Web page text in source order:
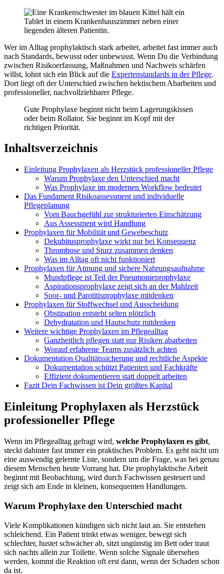
Wer im Alltag prophylaktisch stark arbeitet, arbeitet fast immer auch
nach Standards, bewusst oder unbewusst. Wenn Du die Verbindung
zwischen Risikoerfassung, Maßnahmen und Nachweis schärfen
willst, lohnt sich ein Blick auf die Expertenstandards in der Pflege.
Dort liegt oft der Unterschied zwischen hektischem Abarbeiten und
professioneller, nachvollziehbarer Pflege.
Gute Prophylaxe beginnt nicht beim Lagerungskissen
oder beim Rollator. Sie beginnt im Kopf mit der
richtigen Priorität.
Inhaltsverzeichnis
Einleitung Prophylaxen als Herzstück professioneller Pflege
Warum Prophylaxe den Unterschied macht
Was Prophylaxe im modernen Workflow bedeutet
Das Fundament Risikoassessment und individuelle
Pflegeplanung
Vom Bauchgefühl zur strukturierten Einschätzung
Aus Assessment wird Handlung
Prophylaxen für Mobilität und Gewebeschutz
Dekubitusprophylaxe wirkt nur bei Konsequenz
Thrombose und Sturz zusammen denken
Was im Alltag oft nicht funktioniert
Prophylaxen für Atmung und sichere Nahrungsaufnahme
Mundpflege ist Teil der Pneumonieprophylaxe
Aspirationsprophylaxe zeigt sich an der Mahlzeit
Soor- und Parotitisprophylaxe mitdenken
Prophylaxen für Stoffwechsel und Ausscheidung
Obstipation entsteht selten plötzlich
Dehydratation und Hautschutz mitdenken
Weitere wichtige Prophylaxen im Pflegealltag
Ganzheitlich pflegen statt nur Risiken abarbeiten
Worauf erfahrene Teams zusätzlich achten
Dokumentation Qualitätssicherung und rechtliche Aspekte
Dokumentation schützt Patienten und Fachkräfte
Effizient dokumentieren statt doppelt arbeiten
Fazit Dein Fachwissen ist Dein größtes Kapital
Einleitung Prophylaxen als Herzstück
professioneller Pflege
Wenn im Pflegealltag gefragt wird, welche Prophylaxen es gibt,
steckt dahinter fast immer ein praktisches Problem. Es geht nicht um
eine auswendig gelernte Liste, sondern um die Frage, was bei genau
diesem Menschen heute Vorrang hat. Die prophylaktische Arbeit
beginnt mit Beobachtung, wird durch Fachwissen gesteuert und
zeigt sich am Ende in kleinen, konsequenten Handlungen.
Warum Prophylaxe den Unterschied macht
Viele Komplikationen kündigen sich nicht laut an. Sie entstehen
schleichend. Ein Patient trinkt etwas weniger, bewegt sich
schlechter, hustet schwächer ab, sitzt ungünstig im Bett oder traut
sich nachts allein zur Toilette. Wenn solche Signale übersehen
werden, kommt die Reaktion oft erst dann, wenn der Schaden schon
da ist.